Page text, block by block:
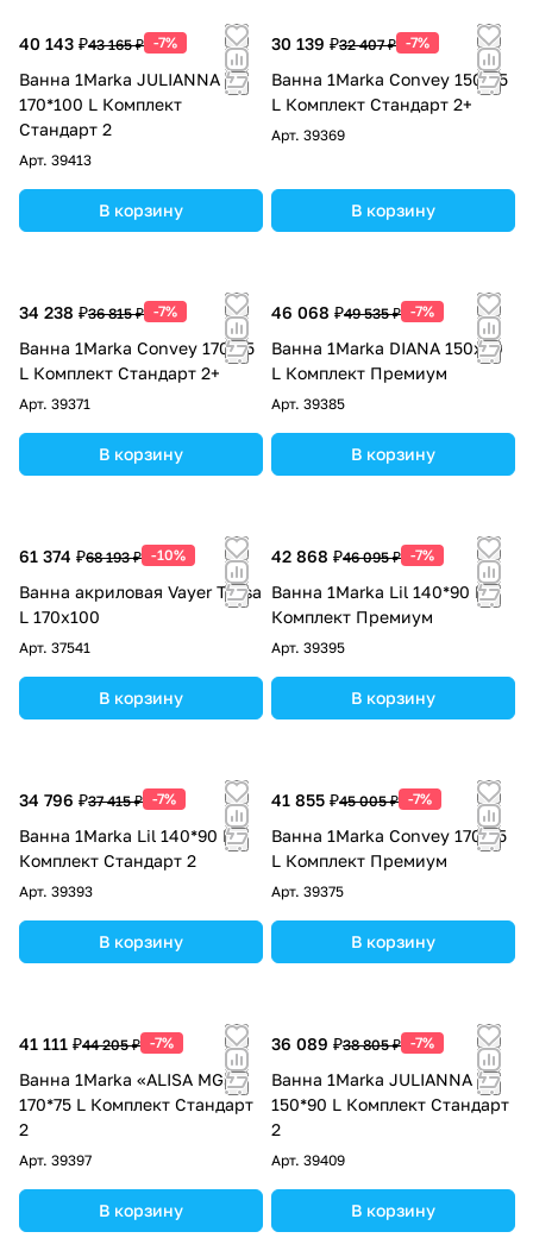
40 143 ₽43 165 ₽ -7%
Ванна 1Marka JULIANNA
170*100 L Комплект
Стандарт 2
Арт. 39413
В корзину
30 139 ₽32 407 ₽ -7%
Ванна 1Marka Convey 150*75
L Комплект Стандарт 2+
Арт. 39369
В корзину
34 238 ₽36 815 ₽ -7%
Ванна 1Marka Convey 170*75
L Комплект Стандарт 2+
Арт. 39371
В корзину
46 068 ₽49 535 ₽ -7%
Ванна 1Marka DIANA 150x90
L Комплект Премиум
Арт. 39385
В корзину
61 374 ₽68 193 ₽ -10%
Ванна акриловая Vayer Tessa
L 170х100
Арт. 37541
В корзину
42 868 ₽46 095 ₽ -7%
Ванна 1Marka Lil 140*90 L
Комплект Премиум
Арт. 39395
В корзину
34 796 ₽37 415 ₽ -7%
Ванна 1Marka Lil 140*90 L
Комплект Стандарт 2
Арт. 39393
В корзину
41 855 ₽45 005 ₽ -7%
Ванна 1Marka Convey 170*75
L Комплект Премиум
Арт. 39375
В корзину
41 111 ₽44 205 ₽ -7%
Ванна 1Marka «ALISA MG»
170*75 L Комплект Стандарт
2
Арт. 39397
В корзину
36 089 ₽38 805 ₽ -7%
Ванна 1Marka JULIANNA
150*90 L Комплект Стандарт
2
Арт. 39409
В корзину